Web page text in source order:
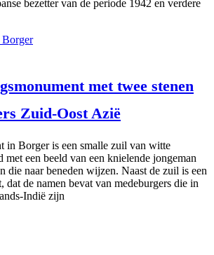
bezetter van de periode 1942 en verdere
met twee stenen
Zuid-Oost Azië
in Borger is een smalle zuil van witte
met een beeld van een knielende jongeman
die naar beneden wijzen. Naast de zuil is een
dat de namen bevat van medeburgers die in
Indië zijn